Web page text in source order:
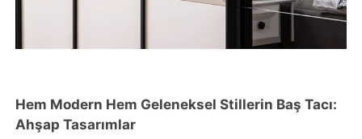
Hem Modern Hem Geleneksel Stillerin Baş Tacı:
Ahşap Tasarımlar